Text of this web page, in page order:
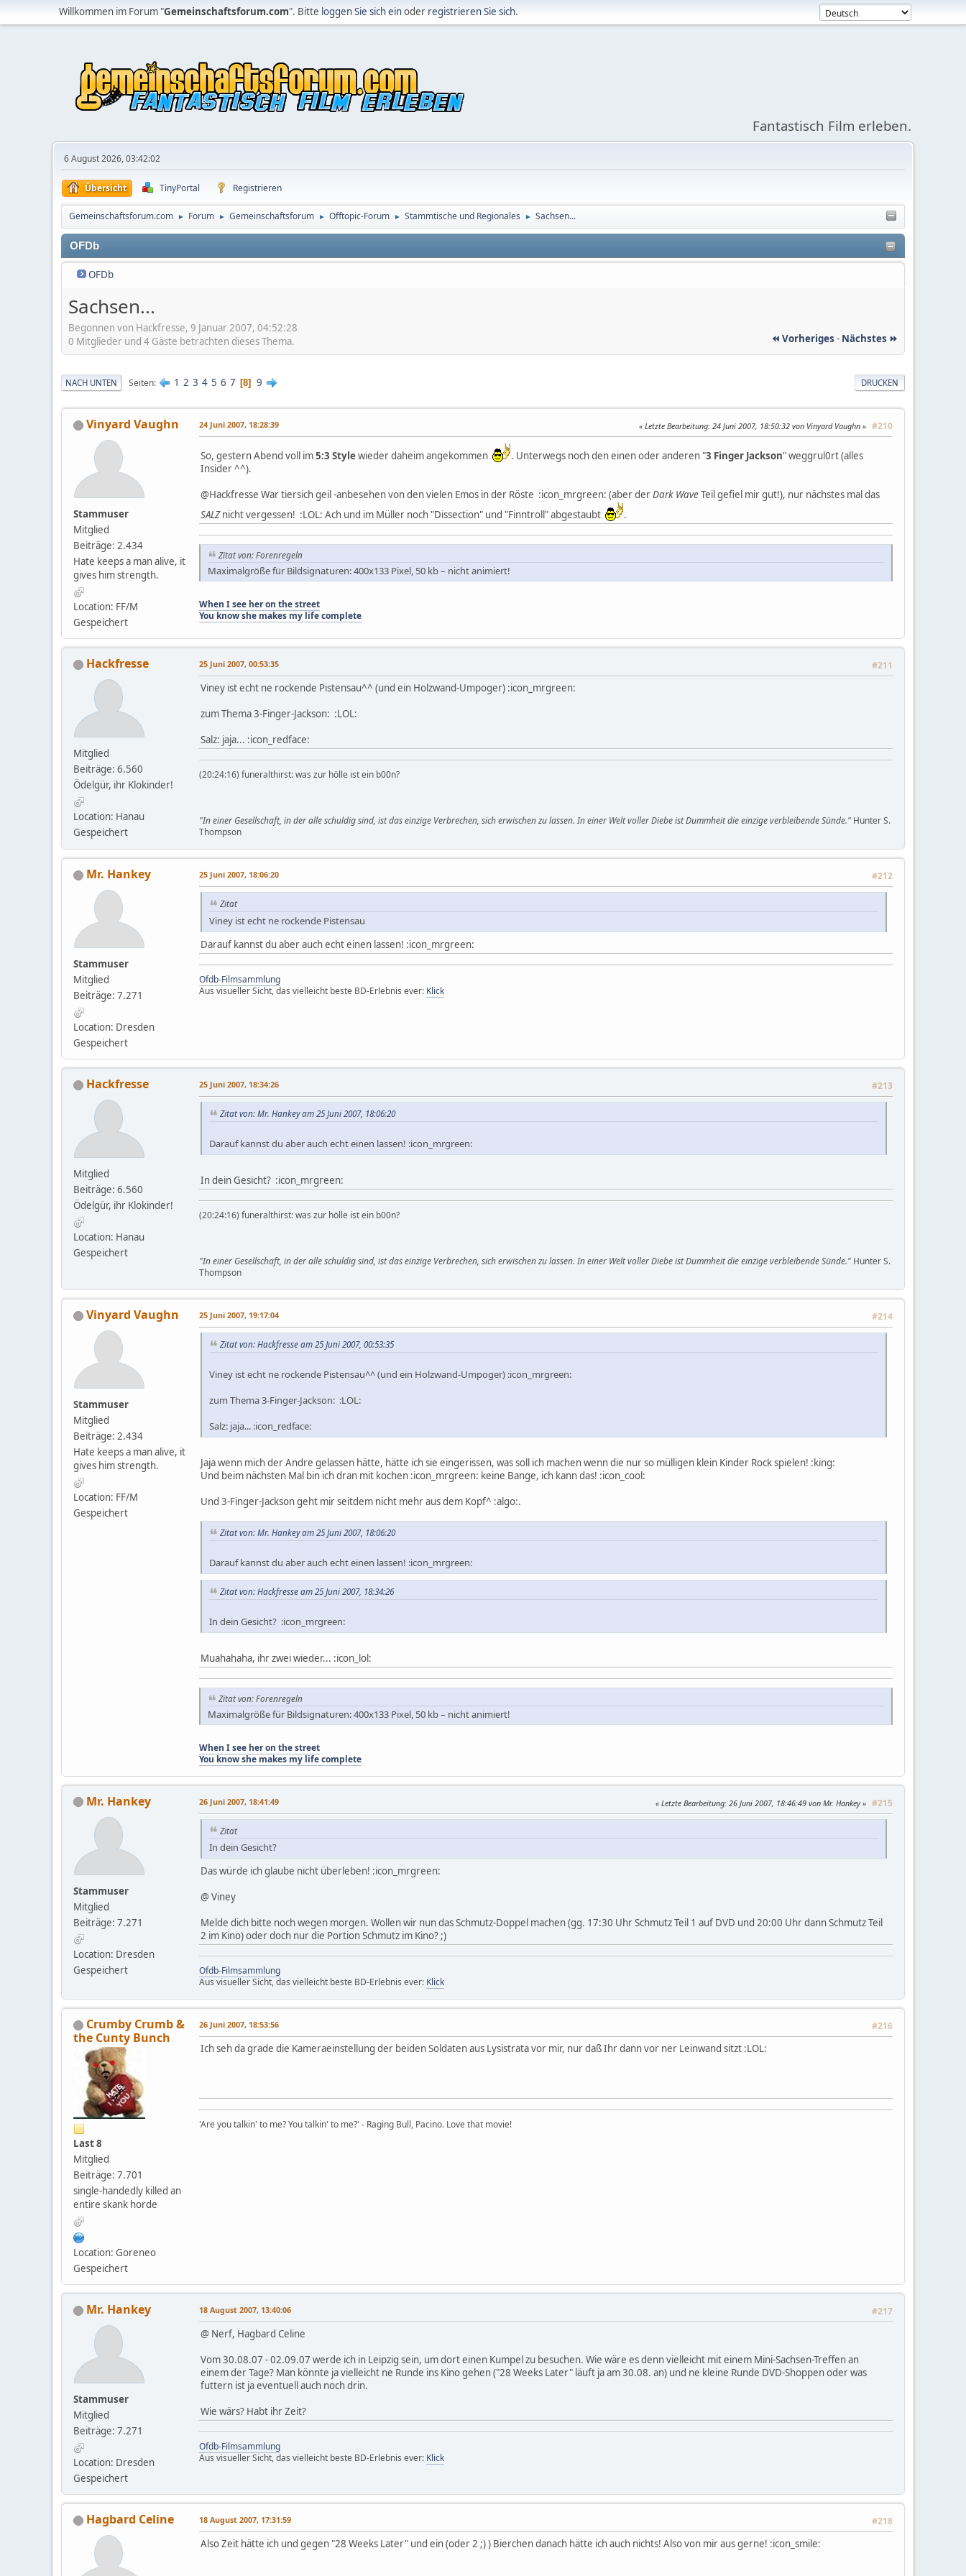
Willkommen im Forum "Gemeinschaftsforum.com". Bitte loggen Sie sich einoder registrieren Sie sich.
Fantastisch Film erleben.
6 August 2026, 03:42:02
Übersicht TinyPortal Registrieren
Gemeinschaftsforum.com ► Forum ► Gemeinschaftsforum ► Offtopic-Forum ► Stammtische und Regionales ► Sachsen...
OFDb
OFDb
Sachsen...
Begonnen von Hackfresse, 9 Januar 2007, 04:52:28
⏪ Vorheriges - Nächstes ⏩
0 Mitglieder und 4 Gäste betrachten dieses Thema.
DRUCKEN
NACH UNTEN Seiten 1 2 3 4 5 6 7 8 9
Vinyard Vaughn
Stammuser
Mitglied
Beiträge: 2.434
Hate keeps a man alive, it
gives him strength.
Location: FF/M
Gespeichert
24 Juni 2007, 18:28:39 #210
Letzte Bearbeitung: 24 Juni 2007, 18:50:32 von Vinyard Vaughn
So, gestern Abend voll im5:3 Stylewieder daheim angekommen . Unterwegs noch den einen oder anderen "3 Finger Jackson" weggrul0rt (alles
Insider ^^).
@Hackfresse War tiersich geil -anbesehen von den vielen Emos in der Röste :icon_mrgreen: (aber derDark WaveTeil gefiel mir gut!), nur nächstes mal das
SALZnicht vergessen! :LOL: Ach und im Müller noch "Dissection" und "Finntroll" abgestaubt .
Zitat von: Forenregeln
Maximalgröße für Bildsignaturen: 400x133 Pixel, 50 kb – nicht animiert!
When I see her on the street
You know she makes my life complete
Hackfresse
Mitglied
Beiträge: 6.560
Ödelgür, ihr Klokinder!
Location: Hanau
Gespeichert
25 Juni 2007, 00:53:35 #211
Viney ist echt ne rockende Pistensau^^ (und ein Holzwand-Umpoger) :icon_mrgreen:
zum Thema 3-Finger-Jackson: :LOL:
Salz: jaja... :icon_redface:
(20:24:16) funeralthirst: was zur hölle ist ein b00n?
"In einer Gesellschaft, in der alle schuldig sind, ist das einzige Verbrechen, sich erwischen zu lassen. In einer Welt voller Diebe ist Dummheit die einzige verbleibende Sünde." Hunter S.
Thompson
Mr. Hankey
Stammuser
Mitglied
Beiträge: 7.271
Location: Dresden
Gespeichert
25 Juni 2007, 18:06:20 #212
Zitat
Viney ist echt ne rockende Pistensau
Darauf kannst du aber auch echt einen lassen! :icon_mrgreen:
Ofdb-Filmsammlung
Aus visueller Sicht, das vielleicht beste BD-Erlebnis ever: Klick
Hackfresse
Mitglied
Beiträge: 6.560
Ödelgür, ihr Klokinder!
Location: Hanau
Gespeichert
25 Juni 2007, 18:34:26 #213
Zitat von: Mr. Hankey am 25 Juni 2007, 18:06:20
Darauf kannst du aber auch echt einen lassen! :icon_mrgreen:
In dein Gesicht? :icon_mrgreen:
(20:24:16) funeralthirst: was zur hölle ist ein b00n?
"In einer Gesellschaft, in der alle schuldig sind, ist das einzige Verbrechen, sich erwischen zu lassen. In einer Welt voller Diebe ist Dummheit die einzige verbleibende Sünde." Hunter S.
Thompson
Vinyard Vaughn
Stammuser
Mitglied
Beiträge: 2.434
Hate keeps a man alive, it
gives him strength.
Location: FF/M
Gespeichert
25 Juni 2007, 19:17:04 #214
Zitat von: Hackfresse am 25 Juni 2007, 00:53:35
Viney ist echt ne rockende Pistensau^^ (und ein Holzwand-Umpoger) :icon_mrgreen:
zum Thema 3-Finger-Jackson: :LOL:
Salz: jaja... :icon_redface:
Jaja wenn mich der Andre gelassen hätte, hätte ich sie eingerissen, was soll ich machen wenn die nur so mülligen klein Kinder Rock spielen! :king:
Und beim nächsten Mal bin ich dran mit kochen :icon_mrgreen: keine Bange, ich kann das! :icon_cool:
Und 3-Finger-Jackson geht mir seitdem nicht mehr aus dem Kopf^ :algo:.
Zitat von: Mr. Hankey am 25 Juni 2007, 18:06:20
Darauf kannst du aber auch echt einen lassen! :icon_mrgreen:
Zitat von: Hackfresse am 25 Juni 2007, 18:34:26
In dein Gesicht? :icon_mrgreen:
Muahahaha, ihr zwei wieder... :icon_lol:
Zitat von: Forenregeln
Maximalgröße für Bildsignaturen: 400x133 Pixel, 50 kb – nicht animiert!
When I see her on the street
You know she makes my life complete
Mr. Hankey
Stammuser
Mitglied
Beiträge: 7.271
Location: Dresden
Gespeichert
26 Juni 2007, 18:41:49 #215
Letzte Bearbeitung: 26 Juni 2007, 18:46:49 von Mr. Hankey
Zitat
In dein Gesicht?
Das würde ich glaube nicht überleben! :icon_mrgreen:
@ Viney
Melde dich bitte noch wegen morgen. Wollen wir nun das Schmutz-Doppel machen (gg. 17:30 Uhr Schmutz Teil 1 auf DVD und 20:00 Uhr dann Schmutz Teil
2 im Kino) oder doch nur die Portion Schmutz im Kino? ;)
Ofdb-Filmsammlung
Aus visueller Sicht, das vielleicht beste BD-Erlebnis ever: Klick
Crumby Crumb &
the Cunty Bunch
Last 8
Mitglied
Beiträge: 7.701
single-handedly killed an
entire skank horde
Location: Goreneo
Gespeichert
26 Juni 2007, 18:53:56 #216
Ich seh da grade die Kameraeinstellung der beiden Soldaten aus Lysistrata vor mir, nur daß Ihr dann vor ner Leinwand sitzt :LOL:
'Are you talkin' to me? You talkin' to me?' - Raging Bull, Pacino. Love that movie!
Mr. Hankey
Stammuser
Mitglied
Beiträge: 7.271
Location: Dresden
Gespeichert
18 August 2007, 13:40:06 #217
@ Nerf, Hagbard Celine
Vom 30.08.07 - 02.09.07 werde ich in Leipzig sein, um dort einen Kumpel zu besuchen. Wie wäre es denn vielleicht mit einem Mini-Sachsen-Treffen an
einem der Tage? Man könnte ja vielleicht ne Runde ins Kino gehen ("28 Weeks Later" läuft ja am 30.08. an) und ne kleine Runde DVD-Shoppen oder was
futtern ist ja eventuell auch noch drin.
Wie wärs? Habt ihr Zeit?
Ofdb-Filmsammlung
Aus visueller Sicht, das vielleicht beste BD-Erlebnis ever: Klick
Hagbard Celine 18 August 2007, 17:31:59 #218
Also Zeit hätte ich und gegen "28 Weeks Later" und ein (oder 2 ;) ) Bierchen danach hätte ich auch nichts! Also von mir aus gerne! :icon_smile: